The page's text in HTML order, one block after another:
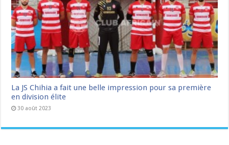
La JS Chihia a fait une belle impression pour sa première
en division élite
30 août 2023